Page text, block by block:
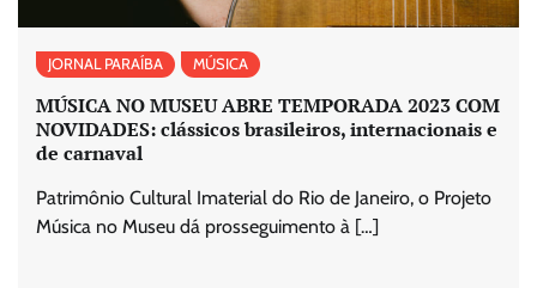
JORNAL PARAÍBA MÚSICA
MÚSICA NO MUSEU ABRE TEMPORADA 2023 COM
NOVIDADES: clássicos brasileiros, internacionais e
de carnaval
Patrimônio Cultural Imaterial do Rio de Janeiro, o Projeto
Música no Museu dá prosseguimento à […]